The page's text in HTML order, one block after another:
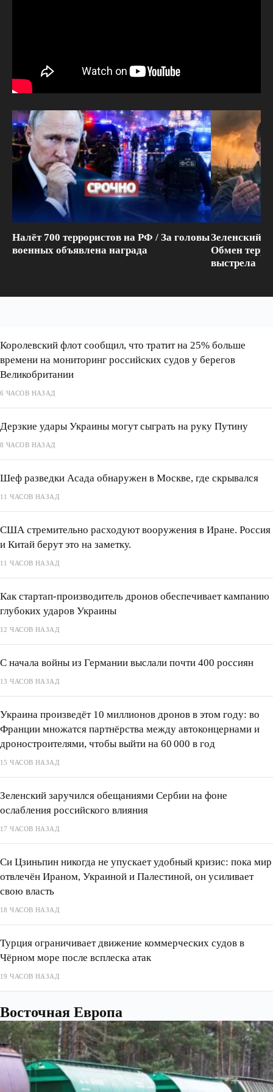
Налёт 700 террористов на РФ / За головы
военных объявлена награда
Зеленский
Обмен
выстрела
Королевский флот сообщил, что тратит на 25% больше
времени на мониторинг российских судов у берегов
Великобритании
6 ЧАСОВ НАЗАД
Дерзкие удары Украины могут сыграть на руку Путину
8 ЧАСОВ НАЗАД
Шеф разведки Асада обнаружен в Москве, где скрывался
11 ЧАСОВ НАЗАД
США стремительно расходуют вооружения в Иране. Россия
и Китай берут это на заметку.
11 ЧАСОВ НАЗАД
Как стартап‑производитель дронов обеспечивает кампанию
глубоких ударов Украины
12 ЧАСОВ НАЗАД
С начала войны из Германии выслали почти 400 россиян
13 ЧАСОВ НАЗАД
Украина произведёт 10 миллионов дронов в этом году: во
Франции множатся партнёрства между автоконцернами и
дроностроителями, чтобы выйти на 60 000 в год
15 ЧАСОВ НАЗАД
Зеленский заручился обещаниями Сербии на фоне
ослабления российского влияния
17 ЧАСОВ НАЗАД
Си Цзиньпин никогда не упускает удобный кризис: пока мир
отвлечён Ираном, Украиной и Палестиной, он усиливает
свою власть
18 ЧАСОВ НАЗАД
Турция ограничивает движение коммерческих судов в
Чёрном море после всплеска атак
19 ЧАСОВ НАЗАД
Восточная Европа